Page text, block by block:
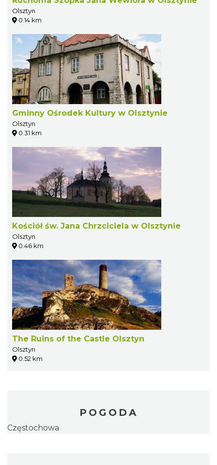
Olsztyn
0.14 km
Gminny Ośrodek Kultury w Olsztynie
Olsztyn
0.31 km
Kościół św. Jana Chrzciciela w Olsztynie
Olsztyn
0.46 km
The Ruins of the Castle Olsztyn
Olsztyn
0.52 km
POGODA
Częstochowa